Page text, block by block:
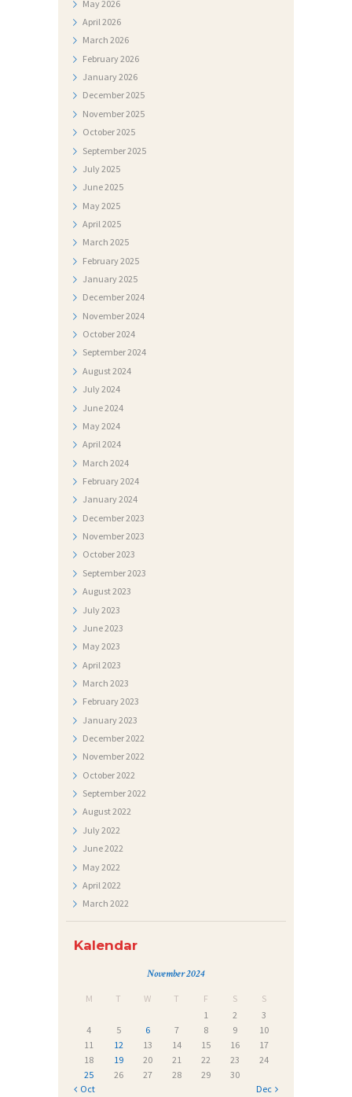
May2026
April2026
March 2026
February2026
January2026
December2025
November2025
October2025
September2025
July2025
June2025
May2025
April 2025
March 2025
February2025
January2025
December2024
November2024
October2024
September2024
August2024
July2024
June2024
May2024
April2024
March 2024
February2024
January2024
December2023
November2023
October2023
September2023
August2023
July2023
June2023
May2023
April 2023
March 2023
February2023
January2023
December2022
November2022
October2022
September2022
August2022
July2022
June2022
May2022
April 2022
March 2022
Kalendar
November 2024
M T W T F S
S
1
2
3
4
5 6 7 8 9
10
11
12 13 14 15 16
17
18
19 20 21 22 23
24
25
26 27 28 29
30
« Oct
Dec »